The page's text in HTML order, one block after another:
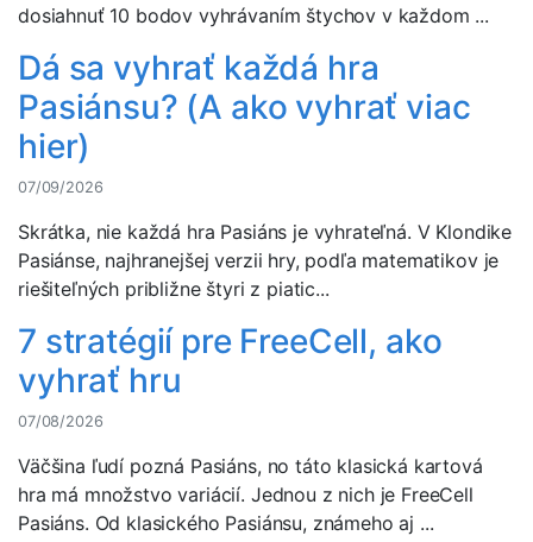
dosiahnuť 10 bodov vyhrávaním štychov v každom ...
Dá sa vyhrať každá hra
Pasiánsu? (A ako vyhrať viac
hier)
07/09/2026
Skrátka, nie každá hra Pasiáns je vyhrateľná. V Klondike
Pasiánse, najhranejšej verzii hry, podľa matematikov je
riešiteľných približne štyri z piatic...
7 stratégií pre FreeCell, ako
vyhrať hru
07/08/2026
Väčšina ľudí pozná Pasiáns, no táto klasická kartová
hra má množstvo variácií. Jednou z nich je FreeCell
Pasiáns. Od klasického Pasiánsu, známeho aj ...